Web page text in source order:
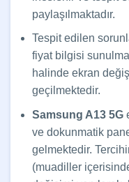
paylaşılmaktadır.
Tespit edilen
fiyat bilgisi
halinde ekran
geçilmektedir.
Samsung A13 5G
ve dokunmatik
gelmektedir.
(muadiller